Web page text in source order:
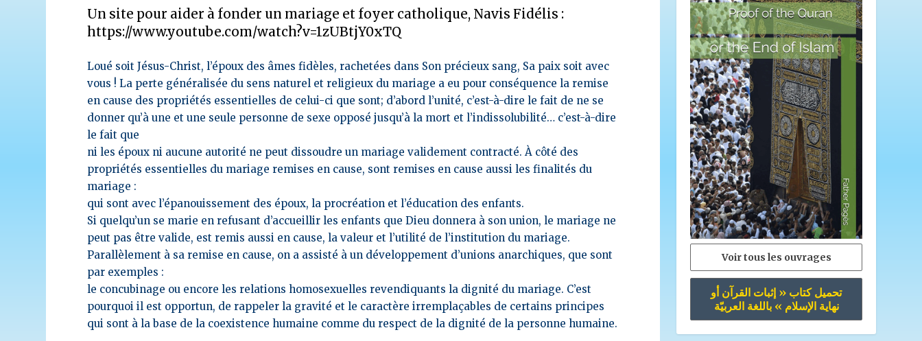
Un site pour aider à fonder un mariage et foyer catholique, Navis Fidélis :
https://www.youtube.com/watch?v=1zUBtjY0xTQ
Loué soit Jésus-Christ, l’époux des âmes fidèles, rachetées dans Son précieux sang, Sa paix soit avec
vous ! La perte généralisée du sens naturel et religieux du mariage a eu pour conséquence la remise
en cause des propriétés essentielles de celui-ci que sont; d’abord l’unité, c’est-à-dire le fait de ne se
donner qu’à une et une seule personne de sexe opposé jusqu’à la mort et l’indissolubilité… c’est-à-dire
le fait que
ni les époux ni aucune autorité ne peut dissoudre un mariage validement contracté. À côté des
propriétés essentielles du mariage remises en cause, sont remises en cause aussi les finalités du
mariage :
qui sont avec l’épanouissement des époux, la procréation et l’éducation des enfants.
Si quelqu’un se marie en refusant d’accueillir les enfants que Dieu donnera à son union, le mariage ne
peut pas être valide, est remis aussi en cause, la valeur et l’utilité de l’institution du mariage.
Parallèlement à sa remise en cause, on a assisté à un développement d’unions anarchiques, que sont
par exemples :
le concubinage ou encore les relations homosexuelles revendiquants la dignité du mariage. C’est
pourquoi il est opportun, de rappeler la gravité et le caractère irremplaçables de certains principes
qui sont à la base de la coexistence humaine comme du respect de la dignité de la personne humaine.
Voir tous les ouvrages
تحميل كتاب « إثبات القرآن أو
نهاية الإسلام » باللغة العربيّة